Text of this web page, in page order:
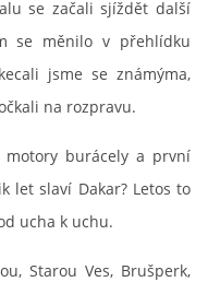
se začali sjíždět další
se měnilo v přehlídku
jsme se známýma,
na rozpravu.
motory burácely a první
let slaví Dakar? Letos to
ucha k uchu.
Starou Ves, Brušperk,